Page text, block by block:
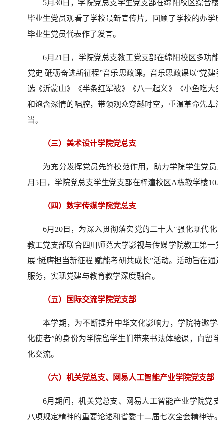
5月30日，学院党总支学生党支部在绵阳校区综合
毕业生党员观看了学校最新宣传片，回顾了学校的办
毕业生党员代表作了发言。
6月21日，学院党总支教工党支部在绵阳校区多功
党史 砥砺奋进新征程”音乐思政课。音乐思政课以“党
选《沂蒙山》《半条红军被》《八一起义》《小鱼吃
和饱含深情的唱腔，带领观众穿越时空，重温革命先
当。
（三）美术设计学院党总支
为充分发挥党员先锋模范作用，助力学院学生党
月5日，学院党总支学生党支部在梓潼校区A栋教学楼
（四）数字传媒学院党总支
6月20日，为深入贯彻落实党的二十大“强化现代
教工党支部联合四川师范大学影视与传媒学院教工第
展“挺膺担当新征程 赋能考研共成长”活动。活动旨在
服务，实现党建与教育教学深度融合。
（五）国际交流学院党支部
本学期，为不断提升中华文化影响力，学院特邀
化使者”的身份为学院留学生们带来书法体验课，向
化交流。
（六）机关党总支、网易人工智能产业学院党支部
6月期间，机关党总支、网易人工智能产业学院
八项规定精神的重要论述和省委十二届七次全会精神等